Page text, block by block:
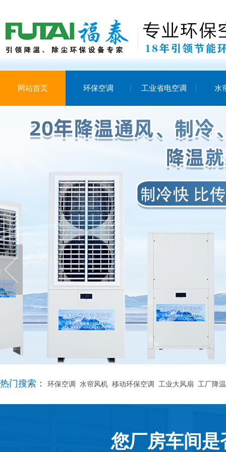
网站首页 环保空调 工业省电空调 水
热门搜索： 环保空调 水帘风机 移动环保空调 工业大风扇 工厂降温
您厂房车间